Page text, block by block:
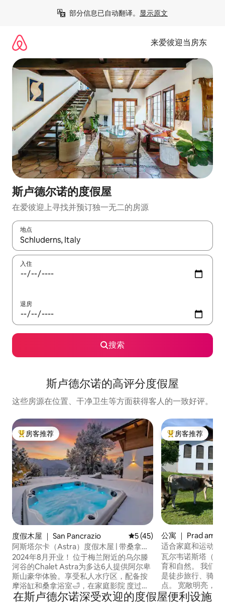
部分信息已自动翻译。 显示原文
来爱彼迎当房东
斯卢德尔诺的度假屋
在爱彼迎上寻找并预订独一无二的房源
地点
如有搜索结果，请使用上下方向键查看，或通过点击或滑动手势
入住
退房
搜索
斯卢德尔诺的高评分度假屋
这些房源在位置、干净卫生等方面获得客人的一致好评。
热门「房客推荐」
房客推荐
度假木屋 ｜ San Pancrazio 平均评分 5 分（满分 5 分）
5 (45)
阿斯塔尔卡（Astra）度假木屋 | 带桑拿和
按摩浴缸的豪华度假木屋
2024年8月开业！ 位于梅兰附近的乌尔滕
河谷的Chalet Astra为多达6人提供阿尔卑
斯山豪华体验。享受私人水疗区，配备按
摩浴缸和桑拿浴室🛁，在家庭影院 度过轻
松的夜晚，🎥以及120平方米的露台，配备
烧烤架和山景🌄。 周边环境： 徒步旅行和
热门「房客推荐」
房客推荐
公寓 ｜ Prad am
适合家庭和运动爱
瓦尔韦诺斯塔（
育和自然。 我们
是徒步旅行、骑行
点。 宽敞明亮，
庭和朋友团体入住
络、暖气、洗衣机
在斯卢德尔诺深受欢迎的度假屋便利设施